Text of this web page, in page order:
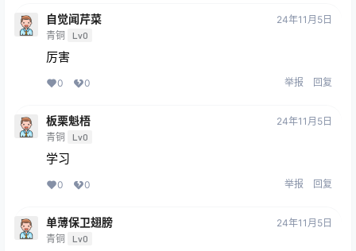
自觉闻芹菜
青铜 Lv0
24年11月5日
厉害
0 0 举报 回复
板栗魁梧
青铜 Lv0
24年11月5日
学习
0 0 举报 回复
单薄保卫翅膀
青铜 Lv0
24年11月5日